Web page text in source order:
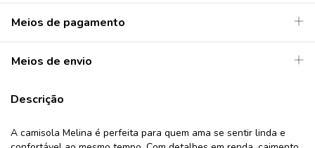
Meios de pagamento
Meios de envio
Descrição
A camisola Melina é perfeita para quem ama se sentir linda e